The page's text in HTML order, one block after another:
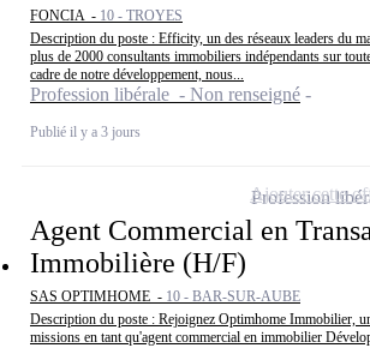
FONCIA - 10 - TROYES
Description du poste : Efficity, un des réseaux leaders du
plus de 2000 consultants immobiliers indépendants sur
cadre de notre développement, nous...
Profession libérale - Non renseigné
Publié il y a 3 jours
Agent Commercial en
Immobilière (H/F)
SAS OPTIMHOME - 10 - BAR-SUR-AUBE
Description du poste : Rejoignez Optimhome Immobilier,
missions en tant qu'agent commercial en immobilier
Profession
Ajouter cette